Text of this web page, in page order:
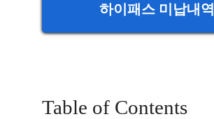
하이패스 미납내역
Table of Contents